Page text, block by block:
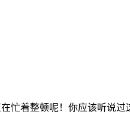
忙着整顿呢！你应该听说